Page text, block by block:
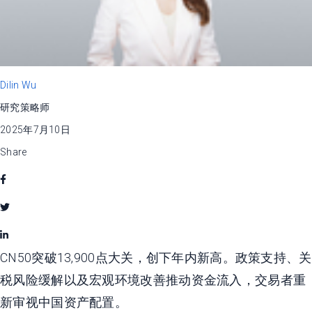
Dilin Wu
研究策略师
2025年7月10日
Share
CN50突破13,900点大关，创下年内新高。政策支持、关
税风险缓解以及宏观环境改善推动资金流入，交易者重
新审视中国资产配置。